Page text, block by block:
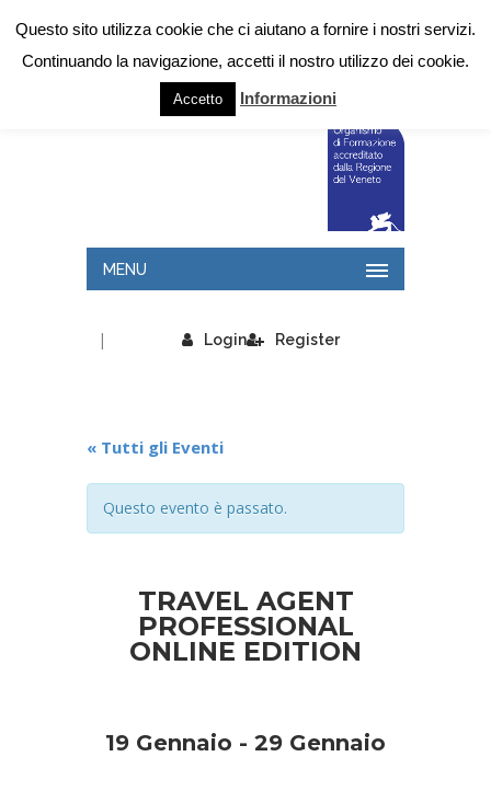
MENU
Login
| Register
« Tutti gli Eventi
Questo evento è passato.
Navigation
TRAVEL AGENT
PROFESSIONAL
ONLINE EDITION
19 Gennaio - 29 Gennaio
Questo sito utilizza cookie che ci aiutano a fornire i nostri servizi.
Continuando la navigazione, accetti il nostro utilizzo dei cookie.
Accetto Informazioni